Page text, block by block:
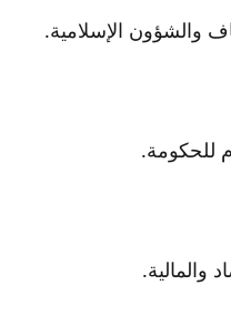
والشؤون الإسلامية.
للحكومة.
والمالية.